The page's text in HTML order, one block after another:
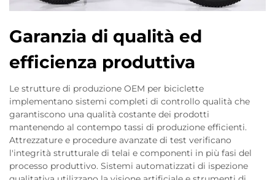
Garanzia di qualità ed
efficienza produttiva
Le strutture di produzione OEM per biciclette
implementano sistemi completi di controllo qualità che
garantiscono una qualità costante dei prodotti
mantenendo al contempo tassi di produzione efficienti.
Attrezzature e procedure avanzate di test verificano
l'integrità strutturale di telai e componenti in più fasi del
processo produttivo. Sistemi automatizzati di ispezione